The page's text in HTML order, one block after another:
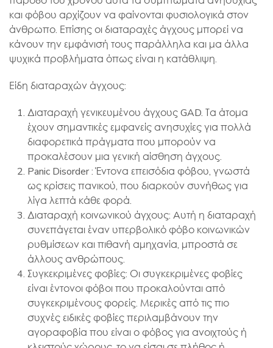
και φόβου αρχίζουν να φαίνονται φυσιολογικά στον
άνθρωπο. Επίσης οι διαταραχές άγχους μπορεί να
κάνουν την εμφάνισή τους παράλληλα και μα άλλα
ψυχικά προβλήματα όπως είναι η κατάθλιψη.
Είδη διαταραχών άγχους:
Διαταραχή γενικευμένου άγχους GAD. Τα άτομα
έχουν σημαντικές εμφανείς ανησυχίες για πολλά
διαφορετικά πράγματα που μπορούν να
προκαλέσουν μια γενική αίσθηση άγχους.
Panic Disorder : Έντονα επεισόδια φόβου, γνωστά
ως κρίσεις πανικού, που διαρκούν συνήθως για
λίγα λεπτά κάθε φορά.
Διαταραχή κοινωνικού άγχους: Aυτή η διαταραχή
συνεπάγεται έναν υπερβολικό φόβο κοινωνικών
ρυθμίσεων και πιθανή αμηχανία, μπροστά σε
άλλους ανθρώπους.
Συγκεκριμένες φοβίες: Οι συγκεκριμένες φοβίες
είναι έντονοι φόβοι που προκαλούνται από
συγκεκριμένους φορείς. Μερικές από τις πιο
συχνές ειδικές φοβίες περιλαμβάνουν την
αγοραφοβία που είναι ο φόβος για ανοιχτούς ή